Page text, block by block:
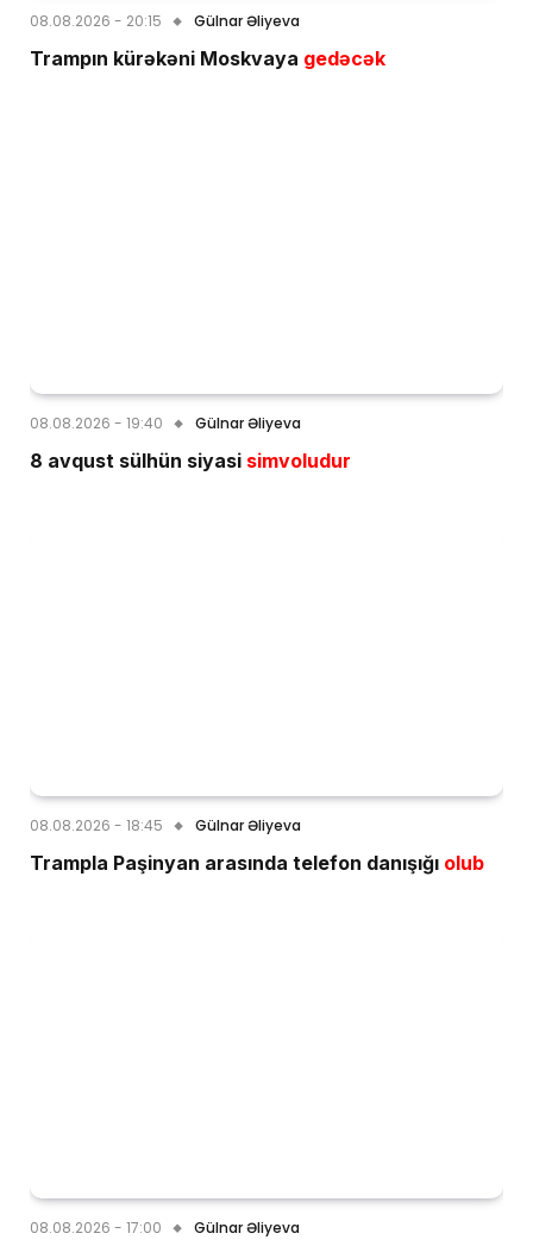
08.08.2026 - 20:15 Gülnar Əliyeva
Trampın kürəkəni Moskvaya gedəcək
08.08.2026 - 19:40 Gülnar Əliyeva
8 avqust sülhün siyasi simvoludur
08.08.2026 - 18:45 Gülnar Əliyeva
Trampla Paşinyan arasında telefon danışığı olub
08.08.2026 - 17:00 Gülnar Əliyeva